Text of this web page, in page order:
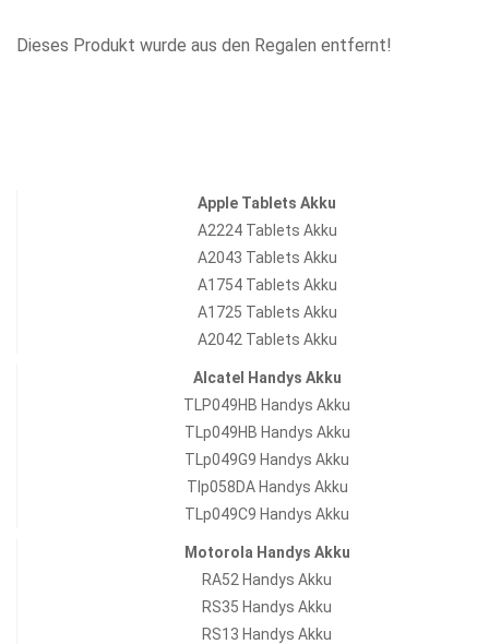
Dieses Produkt wurde aus den Regalen entfernt!
Apple Tablets Akku
A2224 Tablets Akku
A2043 Tablets Akku
A1754 Tablets Akku
A1725 Tablets Akku
A2042 Tablets Akku
Alcatel Handys Akku
TLP049HB Handys Akku
TLp049HB Handys Akku
TLp049G9 Handys Akku
Tlp058DA Handys Akku
TLp049C9 Handys Akku
Motorola Handys Akku
RA52 Handys Akku
RS35 Handys Akku
RS13 Handys Akku